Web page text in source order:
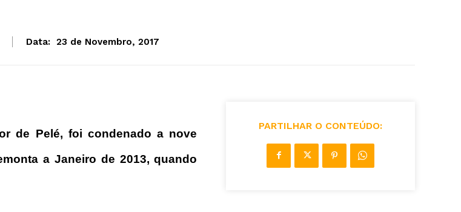
Data: 23 de Novembro, 2017
de Pelé, foi condenado a nove
a Janeiro de 2013, quando
PARTILHAR O CONTEÚDO: